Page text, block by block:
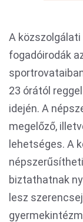
A
fogadóirodák
23 órától
idején. A
megelőző,
lehetséges. A
biztathatnak
lesz